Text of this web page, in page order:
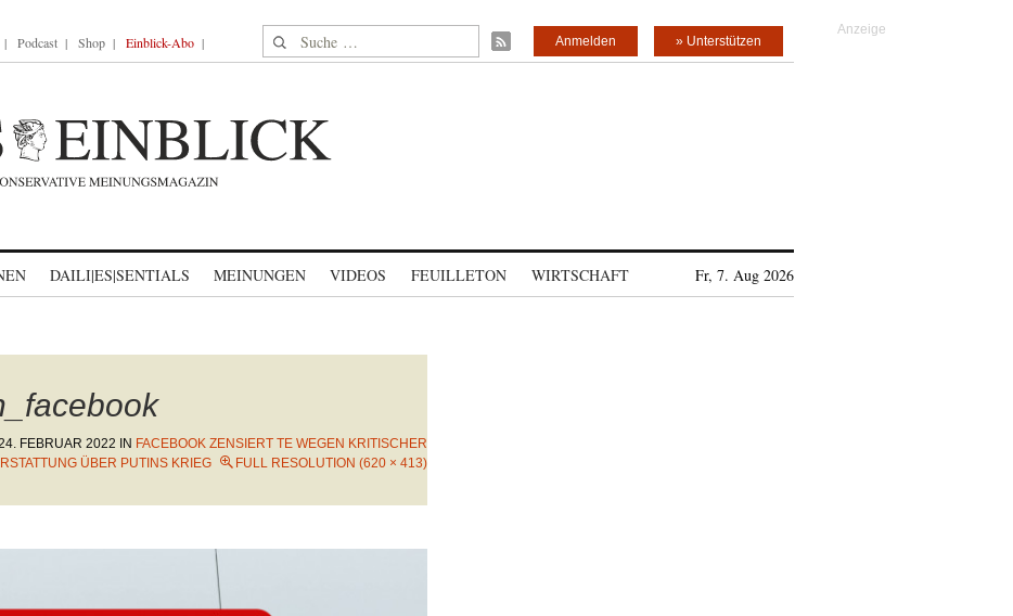
Podcast Shop Einblick-Abo Suche nach: » Unterstützen
Anmelden
DAILI|ES|SENTIALS MEINUNGEN VIDEOS FEUILLETON WIRTSCHAFT Fr, 7. Aug 2026
FEBRUAR 2022 IN FACEBOOK ZENSIERT TE WEGEN KRITISCHER
ÜBER PUTINS KRIEG
FULL RESOLUTION (620 × 413)